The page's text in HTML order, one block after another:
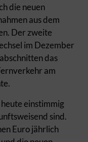
die neuen
aus dem
Der zweite
im Dezember
das
am
einstimmig
sind.
Euro jährlich